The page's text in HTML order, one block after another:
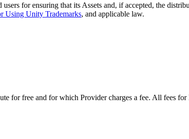
for ensuring that its Assets and, if accepted, the
Using Unity Trademarks, and applicable law.
for free and for which Provider charges a fee. All fees